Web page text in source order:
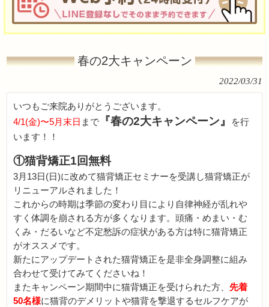
春の2大キャンペーン
2022/03/31
いつもご来院ありがとうございます。
4/1(金)〜5月末日 まで 『春の2大キャンペーン』
を行
います！！
①猫背矯正1回無料
3月13日(日)に改めて猫背矯正セミナーを受講し猫背矯正が
リニューアルされました！
これからの時期は季節の変わり目により自律神経が乱れや
すく体調を崩される方が多くなります。頭痛・めまい・む
くみ・だるいなど不定愁訴の症状がある方は特に猫背矯正
がオススメです。
新たにアップデートされた猫背矯正を是非全身調整に組み
合わせて受けてみてくださいね！
またキャンペーン期間中に猫背矯正を受けられた方、先着
50名様に猫背のデメリットや猫背を撃退するセルフケアが